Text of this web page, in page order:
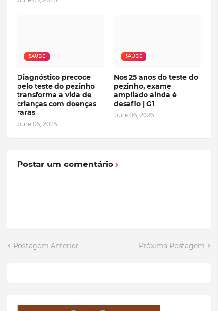
SAÚDE
Diagnóstico precoce
pelo teste do pezinho
transforma a vida de
crianças com doenças
raras
June 06, 2026
SAÚDE
Nos 25 anos do teste do
pezinho, exame
ampliado ainda é
desafio | G1
June 06, 2026
Postar um comentário
Postagem Anterior Próxima Postagem